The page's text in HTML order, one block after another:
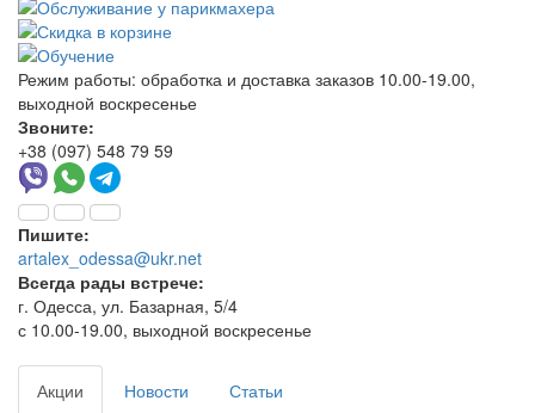
Режим работы: обработка и доставка заказов 10.00-19.00,
выходной воскресенье
Звоните:
+38 (097) 548 79 59
Пишите:
artalex_odessa@ukr.net
Всегда рады встрече:
г. Одесса, ул. Базарная, 5/4
с 10.00-19.00, выходной воскресенье
Акции Новости
Статьи